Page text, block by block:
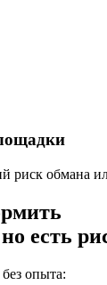
риск обмана
есть
опыта: